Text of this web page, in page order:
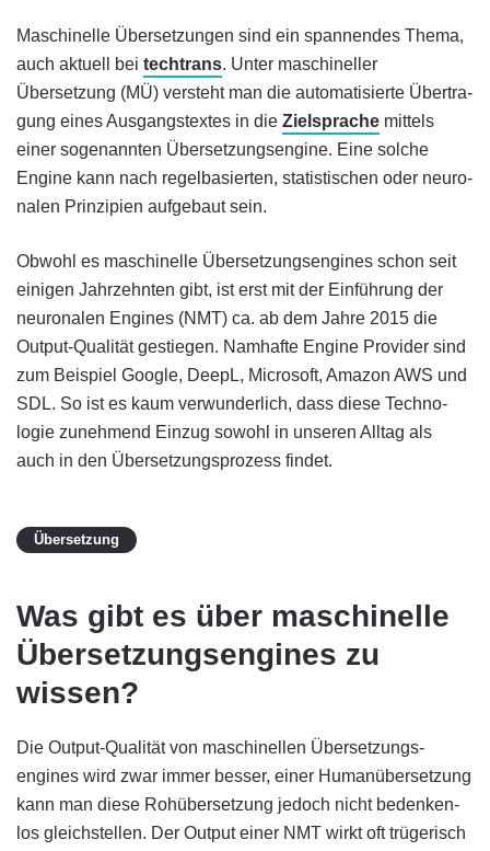
Maschinelle Übersetzungen sind ein span­nen­des Thema,
auch aktuell bei techtrans. Unter maschineller
Übersetzung (MÜ) ver­steht man die auto­mati­sierte Über­tra­
gung eines Aus­gangs­textes in die Ziel­sprache mittels
einer so­ge­nannten Über­set­zungs­engine. Eine solche
Engine kann nach re­gel­ba­sier­ten, statis­tischen oder neu­ro­
nalen Prin­zipien auf­ge­baut sein.
Ob­wohl es maschinelle Über­set­zungs­engines schon seit
einigen Jahr­zehn­ten gibt, ist erst mit der Ein­führung der
neu­ro­nalen Engines (NMT) ca. ab dem Jahre 2015 die
Output-Qualität ge­stie­gen. Nam­hafte Engine Provider sind
zum Bei­spiel Google, DeepL, Microsoft, Amazon AWS und
SDL. So ist es kaum ver­wunder­lich, dass diese Tech­no­
logie zu­neh­mend Ein­zug sowohl in unseren All­tag als
auch in den Über­set­zungs­pro­zess findet.
FAQ Category:
Übersetzung
Was gibt es über maschinelle
Über­setzungs­engines zu
wissen?
Die Output-Qualität von maschinellen Über­set­zungs­
engines wird zwar immer besser, einer Human­über­set­zung
kann man diese Roh­über­set­zung jedoch nicht be­denken­
los gleich­stellen. Der Output einer NMT wirkt oft trügerisch